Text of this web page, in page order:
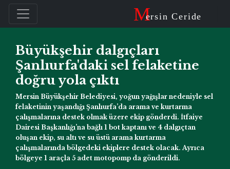
Mersin Ceride
Büyükşehir dalgıçları
Şanlıurfa'daki sel felaketine
doğru yola çıktı
Mersin Büyükşehir Belediyesi, yoğun yağışlar nedeniyle sel
felaketinin yaşandığı Şanlıurfa’da arama ve kurtarma
çalışmalarına destek olmak üzere ekip gönderdi. İtfaiye
Dairesi Başkanlığı’na bağlı 1 bot kaptanı ve 4 dalgıçtan
oluşan ekip, su altı ve su üstü arama kurtarma
çalışmalarında bölgedeki ekiplere destek olacak. Ayrıca
bölgeye 1 araçla 5 adet motopomp da gönderildi.